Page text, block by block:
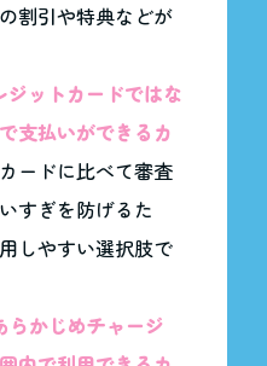
割引や特典などが
ジットカードではな
支払いができるカ
ードに比べて審査
すぎを防げるた
しやすい選択肢で
らかじめチャージ